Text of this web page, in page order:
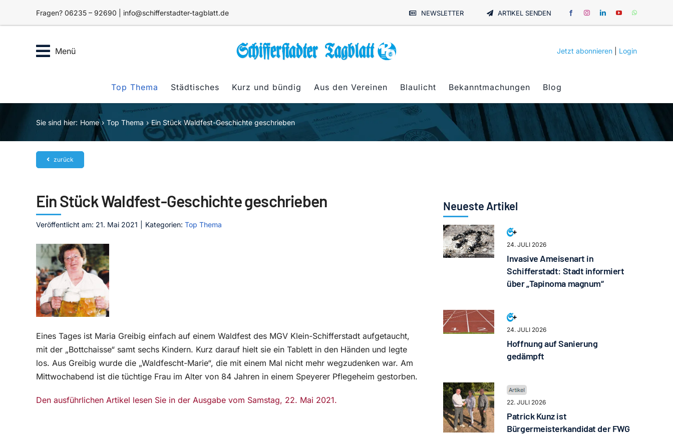
Fragen? 06235 – 92690 | info@schifferstadter-tagblatt.de NEWSLETTER ARTIKEL SENDEN
Menü Jetzt abonnieren Login
Top Thema Städtisches Kurz und bündig Aus den Vereinen Blaulicht Bekanntmachungen Blog
Sie sind hier: Home Top Thema Ein Stück Waldfest-Geschichte geschrieben
zurück
Ein Stück Waldfest-Geschichte geschrieben
Veröffentlicht am: 21. Mai 2021 Kategorien: Top Thema
Eines Tages ist Maria Greibig einfach auf einem Waldfest des MGV Klein-Schifferstadt aufgetaucht,
mit der „Bottchaisse“ samt sechs Kindern. Kurz darauf hielt sie ein Tablett in den Händen und legte
los. Aus Greibig wurde die „Waldfescht-Marie“, die mit einem Mal nicht mehr wegzudenken war. Am
Mittwochabend ist die tüchtige Frau im Alter von 84 Jahren in einem Speyerer Pflegeheim gestorben.
Den ausführlichen Artikel lesen Sie in der Ausgabe vom Samstag, 22. Mai 2021.
Neueste Artikel
24. JULI 2026
Invasive Ameisenart in
Schifferstadt: Stadt informiert
über „Tapinoma magnum“
24. JULI 2026
Hoffnung auf Sanierung
gedämpft
22. JULI 2026
Patrick Kunz ist
Bürgermeisterkandidat der FWG